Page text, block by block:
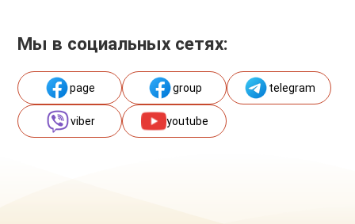
Мы в социальных сетях:
page group telegram
viber youtube